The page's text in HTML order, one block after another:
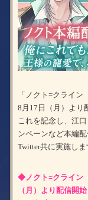
「ノクト=クライ
8月17日（月）より
これを記念し、江
ンペーンなど本編
Twitter共に実施しま
◆ノクト=クライン
（月）より配信開始